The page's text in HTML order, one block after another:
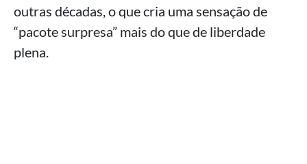
outras décadas, o que cria uma sensação de
“pacote surpresa” mais do que de liberdade
plena.